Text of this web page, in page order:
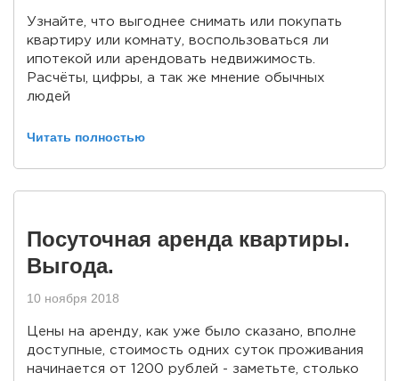
Узнайте, что выгоднее снимать или покупать
квартиру или комнату, воспользоваться ли
ипотекой или арендовать недвижимость.
Расчёты, цифры, а так же мнение обычных
людей
Читать полностью
Посуточная аренда квартиры.
Выгода.
10 ноября 2018
Цены на аренду, как уже было сказано, вполне
доступные, стоимость одних суток проживания
начинается от 1200 рублей - заметьте, столько